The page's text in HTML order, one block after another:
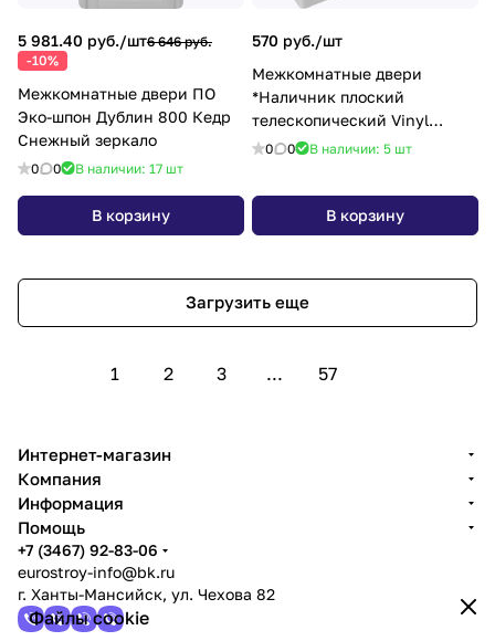
5 981.40 руб./шт6 646 руб.
-10%
Межкомнатные двери ПО
Эко-шпон Дублин 800 Кедр
Снежный зеркало
0 0 В наличии: 17 шт
В корзину
570 руб./шт
Межкомнатные двери
*Наличник плоский
телескопический Vinyl
платина 24х70х2150
0 0 В наличии: 5 шт
В корзину
Загрузить еще
1 2 3 ... 57
Файлы cookie
Интернет-магазин
Компания
Информация
Помощь
+7 (3467) 92-83-06
eurostroy-info@bk.ru
г. Ханты-Мансийск, ул. Чехова 82